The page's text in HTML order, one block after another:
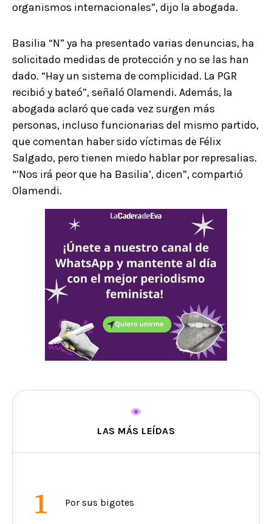
organismos internacionales”, dijo la abogada.
Basilia “N” ya ha presentado varias denuncias, ha
solicitado medidas de protección y no se las han
dado. “Hay un sistema de complicidad. La PGR
recibió y bateó”, señaló Olamendi. Además, la
abogada aclaró que cada vez surgen más
personas, incluso funcionarias del mismo partido,
que comentan haber sido víctimas de Félix
Salgado, pero tienen miedo hablar por represalias.
“’Nos irá peor que ha Basilia’, dicen”, compartió
Olamendi.
LAS MÁS LEÍDAS
1 Por sus bigotes